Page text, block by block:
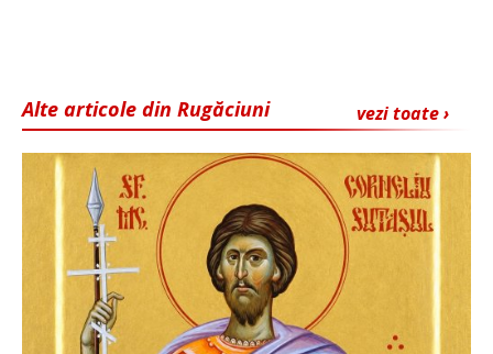
vezi toate ›
Alte articole din Rugăciuni